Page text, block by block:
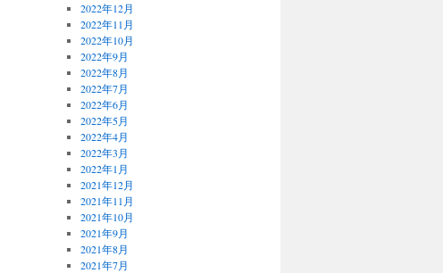
2022年12月
2022年11月
2022年10月
2022年9月
2022年8月
2022年7月
2022年6月
2022年5月
2022年4月
2022年3月
2022年1月
2021年12月
2021年11月
2021年10月
2021年9月
2021年8月
2021年7月